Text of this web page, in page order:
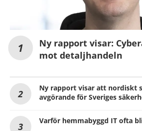
Ny rapport visar:
mot detaljhandeln
Ny rapport visar att nordiskt
avgörande för Sveriges
Varför hemmabyggd IT ofta